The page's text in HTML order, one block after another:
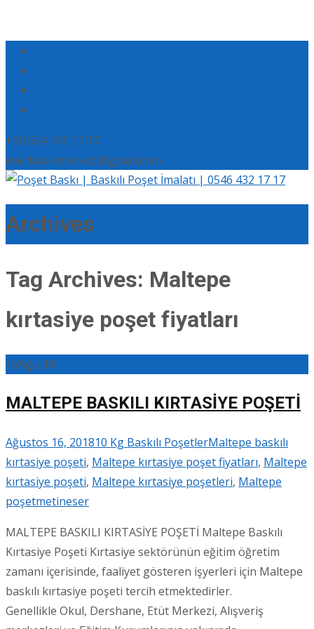
+90 554 165 17 17
eserbaskimerkezi@gmail.com
Archives
Tag Archives: Maltepe
kırtasiye poşet fiyatları
16Ağu/18
MALTEPE BASKILI KIRTASİYE POŞETİ
Ağustos 16, 201810 Kg Baskılı PoşetlerMaltepe baskılı
kırtasiye poşeti, Maltepe kırtasiye poşet fiyatları, Maltepe
kırtasiye poşeti, Maltepe kırtasiye poşetleri, Maltepe
poşetmetineser
MALTEPE BASKILI KIRTASİYE POŞETİ Maltepe Baskılı
Kırtasiye Poşeti Kırtasiye sektörünün eğitim öğretim
zamanı içerisinde, faaliyet gösteren işyerleri için Maltepe
baskılı kırtasiye poşeti tercih etmektedirler.
Genellikle Okul, Dershane, Etüt Merkezi, Alışveriş